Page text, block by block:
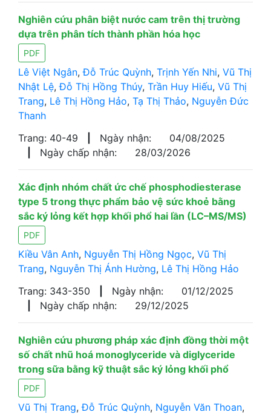
Nghiên cứu phân biệt nước cam trên thị trường
dựa trên phân tích thành phần hóa học
PDF
Lê Việt Ngân,Đỗ Trúc Quỳnh, Trịnh Yến Nhi, Vũ Thị
Nhật Lệ,Đỗ Thị Hồng Thúy, Trần Huy Hiếu, Vũ Thị
Trang, Lê Thị Hồng Hảo, Tạ Thị Thảo, Nguyễn Đức
Thanh
Trang: 40-49
Ngày nhận:
04/08/2025
Ngày chấp nhận: 28/03/2026
Xác định nhóm chất ức chế phosphodiesterase
type 5 trong thực phẩm bảo vệ sức khoẻ bằng
sắc ký lỏng kết hợp khối phổ hai lần (LC–MS/MS)
PDF
Kiều Vân Anh, Nguyễn Thị Hồng Ngọc, Vũ Thị
Trang, Nguyễn Thị Ánh Hường, Lê Thị Hồng Hảo
Trang: 343-350
Ngày nhận:
01/12/2025
Ngày chấp nhận: 29/12/2025
Nghiên cứu phương pháp xác định đồng thời một
số chất nhũ hoá monoglyceride và diglyceride
trong sữa bằng kỹ thuật sắc ký lỏng khối phổ
PDF
Vũ Thị Trang,Đỗ Trúc Quỳnh, Nguyễn Văn Thoan,